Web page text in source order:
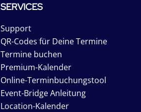
SERVICES
Support
QR-Codes für Deine Termine
Termine buchen
Premium-Kalender
Online-Terminbuchungstool
Event-Bridge Anleitung
Location-Kalender